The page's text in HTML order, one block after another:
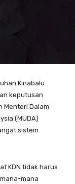
Kinabalu
keputusan
Menteri Dalam
(MUDA)
sistem
KDN tidak harus
mana